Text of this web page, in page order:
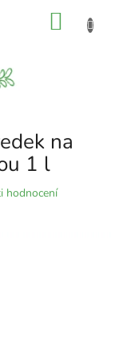
na
1 l
hodnocení